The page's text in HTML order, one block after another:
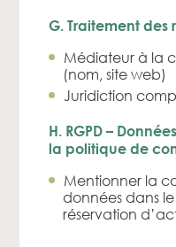
G. Traitement
Médiateur à la
(nom, site web)
Juridiction
H. RGPD –
la politique de
Mentionner la
données dans
réservation